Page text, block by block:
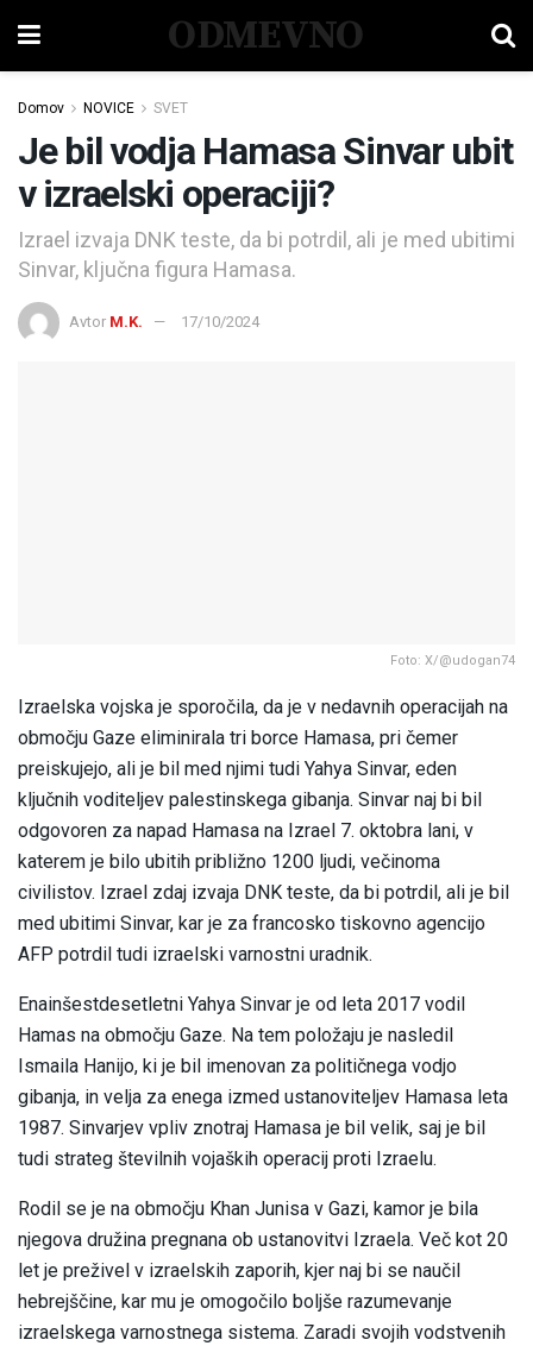
ODMEVNO
Domov NOVICE SVET
Je bil vodja Hamasa Sinvar ubit
v izraelski operaciji?
Izrael izvaja DNK teste, da bi potrdil, ali je med ubitimi
Sinvar, ključna figura Hamasa.
Avtor M.K. 17/10/2024
Foto: X/@udogan74
Izraelska vojska je sporočila, da je v nedavnih operacijah na
območju Gaze eliminirala tri borce Hamasa, pri čemer
preiskujejo, ali je bil med njimi tudi Yahya Sinvar, eden
ključnih voditeljev palestinskega gibanja. Sinvar naj bi bil
odgovoren za napad Hamasa na Izrael 7. oktobra lani, v
katerem je bilo ubitih približno 1200 ljudi, večinoma
civilistov. Izrael zdaj izvaja DNK teste, da bi potrdil, ali je bil
med ubitimi Sinvar, kar je za francosko tiskovno agencijo
AFP potrdil tudi izraelski varnostni uradnik.
Enainšestdesetletni Yahya Sinvar je od leta 2017 vodil
Hamas na območju Gaze. Na tem položaju je nasledil
Ismaila Hanijo, ki je bil imenovan za političnega vodjo
gibanja, in velja za enega izmed ustanoviteljev Hamasa leta
1987. Sinvarjev vpliv znotraj Hamasa je bil velik, saj je bil
tudi strateg številnih vojaških operacij proti Izraelu.
Rodil se je na območju Khan Junisa v Gazi, kamor je bila
njegova družina pregnana ob ustanovitvi Izraela. Več kot 20
let je preživel v izraelskih zaporih, kjer naj bi se naučil
hebrejščine, kar mu je omogočilo boljše razumevanje
izraelskega varnostnega sistema. Zaradi svojih vodstvenih